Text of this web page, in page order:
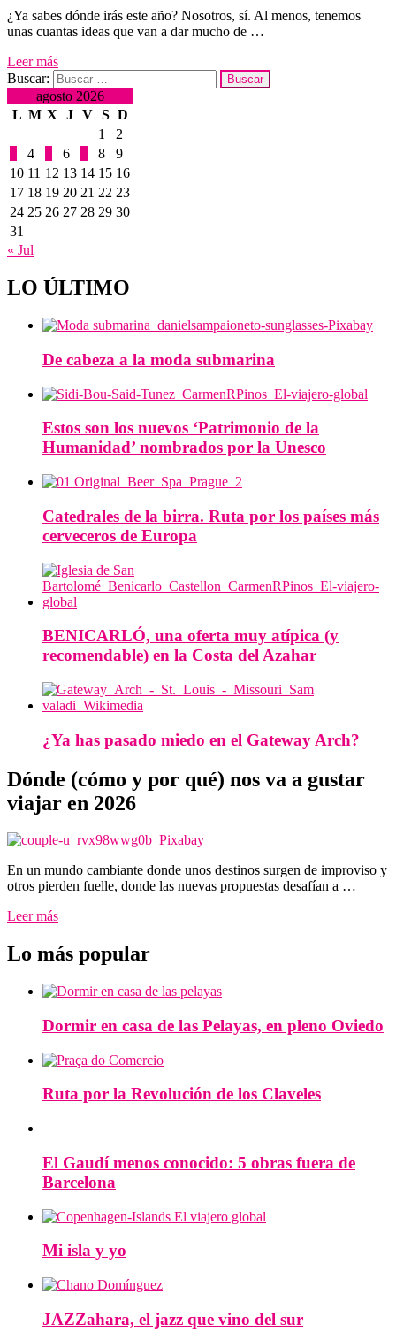
¿Ya sabes dónde irás este año? Nosotros, sí. Al menos, tenemos
unas cuantas ideas que van a dar mucho de …
Leer más
Buscar:
agosto 2026
L M X J V S D
1
2
4 6 8
9
10 11 12 13 14 15 16
17 18 19 20 21 22 23
24 25 26 27 28 29 30
31
« Jul
LO ÚLTIMO
De cabeza a la moda submarina
Estos son los nuevos ‘Patrimonio de la
Humanidad’ nombrados por la Unesco
Catedrales de la birra. Ruta por los países más
cerveceros de Europa
BENICARLÓ, una oferta muy atípica (y
recomendable) en la Costa del Azahar
¿Ya has pasado miedo en el Gateway Arch?
Dónde (cómo y por qué) nos va a gustar
viajar en 2026
En un mundo cambiante donde unos destinos surgen de improviso y
otros pierden fuelle, donde las nuevas propuestas desafían a …
Leer más
Lo más popular
Dormir en casa de las Pelayas, en pleno Oviedo
Ruta por la Revolución de los Claveles
El Gaudí menos conocido: 5 obras fuera de
Barcelona
Mi isla y yo
JAZZahara, el jazz que vino del sur